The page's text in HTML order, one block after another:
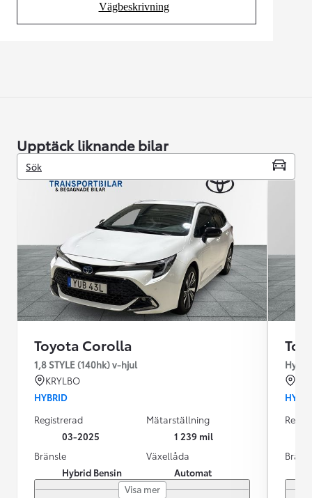
Vägbeskrivning
(Opens in new tab)
Upptäck liknande bilar
Sök
Toyota Corolla
1,8 STYLE (140hk) v-hjul
KRYLBO
HYBRID
Registrerad
03-2025
Mätarställning
1 239 mil
Bränsle
Hybrid Bensin
Växellåda
Automat
Visa mer